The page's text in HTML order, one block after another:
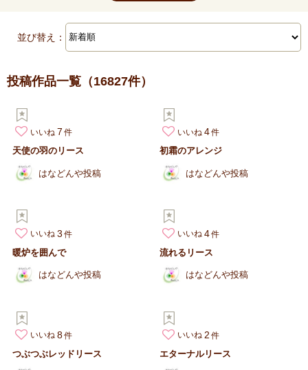
並び替え：
投稿作品一覧 （16827件）
いいね 7
天使の羽のリース
はなどんや投稿
いいね 4
初霜のアレンジ
はなどんや投稿
いいね 3
暖炉を囲んで
はなどんや投稿
いいね 4
流れるリース
はなどんや投稿
いいね 8
つぶつぶレッドリース
いいね 2
エターナルリース